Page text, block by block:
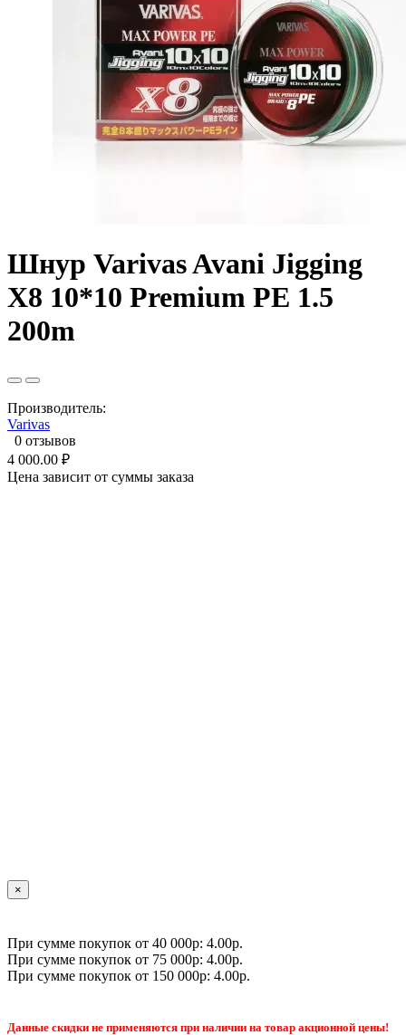
Шнур Varivas Avani Jigging
X8 10*10 Premium PE 1.5
200m
Производитель:
Varivas
0 отзывов
4 000.00 ₽
Цена зависит от суммы заказа
×
При сумме покупок от 40 000р: 4.00р.
При сумме покупок от 75 000р: 4.00р.
При сумме покупок от 150 000р: 4.00р.
Данные скидки не применяются при наличии на товар акционной цены!